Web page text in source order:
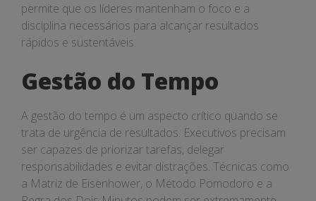
permite que os líderes mantenham o foco e a
disciplina necessários para alcançar resultados
rápidos e sustentáveis.
Gestão do Tempo
A gestão do tempo é um aspecto crítico quando se
trata de urgência de resultados. Executivos precisam
ser capazes de priorizar tarefas, delegar
responsabilidades e evitar distrações. Técnicas como
a Matriz de Eisenhower, o Método Pomodoro e a